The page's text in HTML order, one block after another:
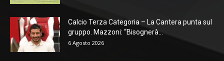
Calcio Terza Categoria – La Cantera punta sul
gruppo. Mazzoni: “Bisognerà...
6 Agosto 2026